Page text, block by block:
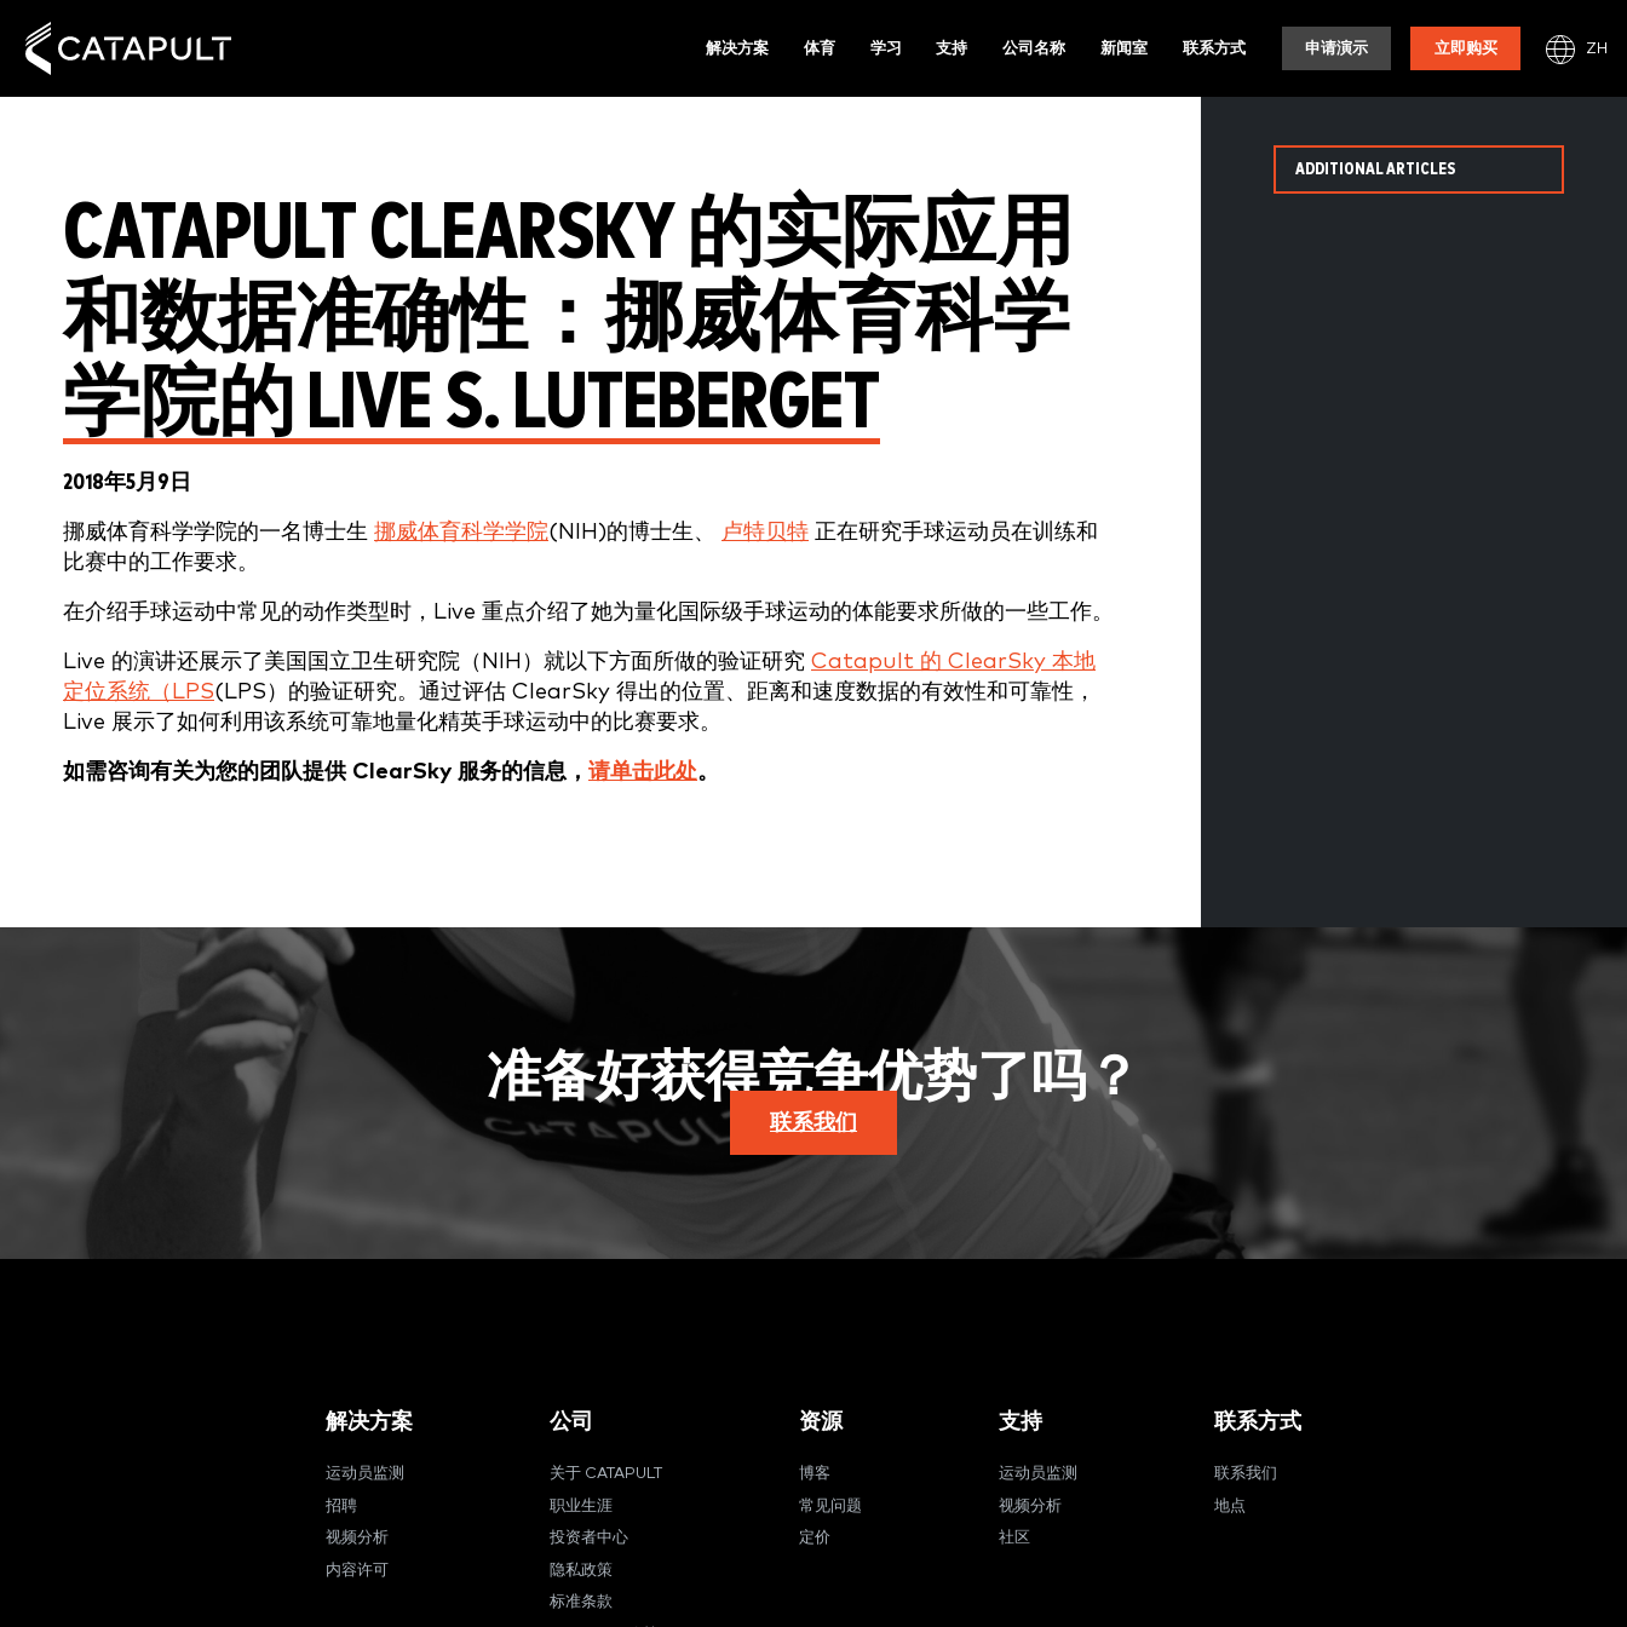
解决方案 体育 学习 支持 公司名称 新闻室 联系方式 申请演示 立即购买 ZH
CATAPULT CLEARSKY 的实际应用
和数据准确性：挪威体育科学
学院的 LIVE S. LUTEBERGET
2018年5月9日
挪威体育科学学院的一名博士生 挪威体育科学学院(NIH)的博士生、 卢特贝特 正在研究手球运动员在训练和
比赛中的工作要求。
在介绍手球运动中常见的动作类型时，Live 重点介绍了她为量化国际级手球运动的体能要求所做的一些工作。
Live 的演讲还展示了美国国立卫生研究院（NIH）就以下方面所做的验证研究 Catapult 的 ClearSky 本地
定位系统（LPS(LPS）的验证研究。通过评估 ClearSky 得出的位置、距离和速度数据的有效性和可靠性，
Live 展示了如何利用该系统可靠地量化精英手球运动中的比赛要求。
如需咨询有关为您的团队提供 ClearSky 服务的信息， 请单击此处。
ADDITIONAL ARTICLES
准备好获得竞争优势了吗？
联系我们
解决方案
运动员监测
招聘
视频分析
内容许可
公司
关于 CATAPULT
职业生涯
投资者中心
隐私政策
标准条款
资源
博客
常见问题
定价
支持
运动员监测
视频分析
社区
联系方式
联系我们
地点